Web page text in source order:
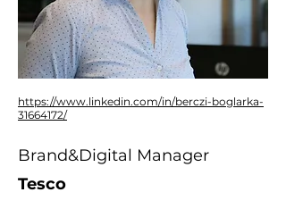
https://www.linkedin.com/in/berczi-boglarka-
31664172/
Brand&Digital Manager
Tesco